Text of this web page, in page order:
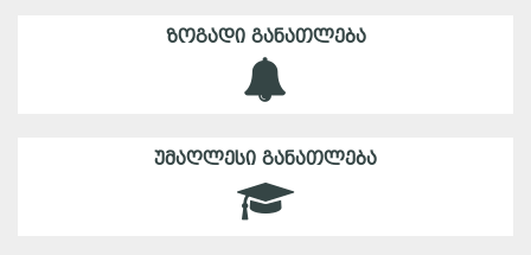
ᲖᲝᲒᲐᲓᲘ ᲒᲐᲜᲐᲗᲚᲔᲑᲐ
ᲣᲛᲐᲦᲚᲔᲡᲘ ᲒᲐᲜᲐᲗᲚᲔᲑᲐ